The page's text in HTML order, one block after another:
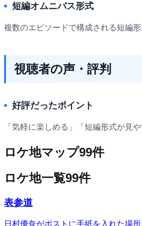
短編オムニバス形式
複数のエピソードで構成される短編形
視聴者の声・評判
好評だったポイント
「気軽に楽しめる」「短編形式が見
ロケ地マップ99件
ロケ地一覧99件
表参道
日村優奈がポストに手紙を入れた場所